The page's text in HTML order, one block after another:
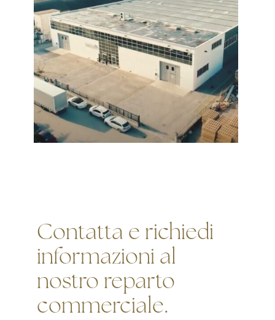
Contatta e richiedi
informazioni al
nostro reparto
commerciale.